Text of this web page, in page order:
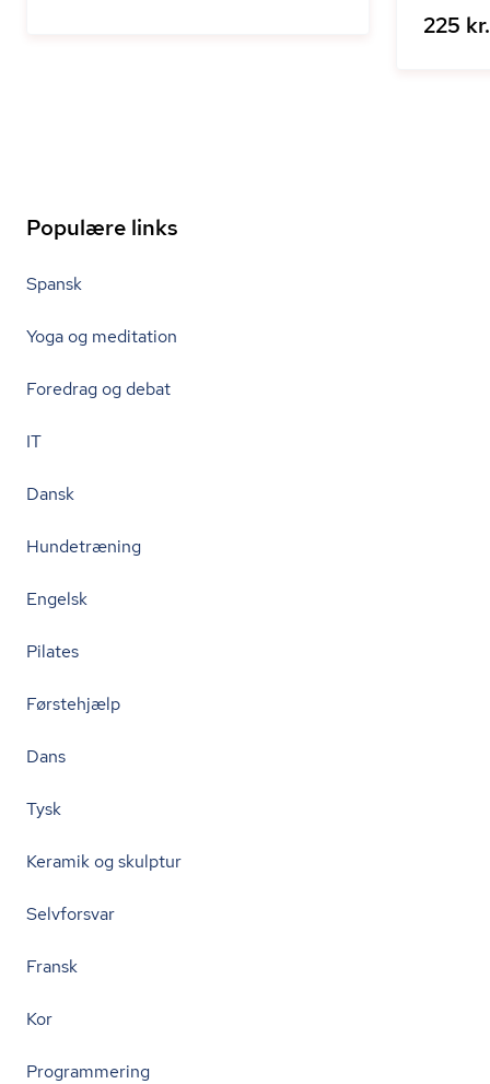
225 kr.
Populære links
Spansk
Yoga og meditation
Foredrag og debat
IT
Dansk
Hundetræning
Engelsk
Pilates
Førstehjælp
Dans
Tysk
Keramik og skulptur
Selvforsvar
Fransk
Kor
Programmering